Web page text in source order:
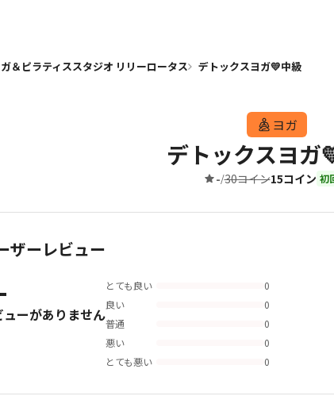
＆ピラティススタジオ リリーロータス デトックスヨガ💛中級
ヨガ
デトックスヨガ
-/30コイン15コイン 初
ザーレビュー
-
ューがありません
とても良い
0
良い
0
普通
0
悪い
0
とても悪い
0